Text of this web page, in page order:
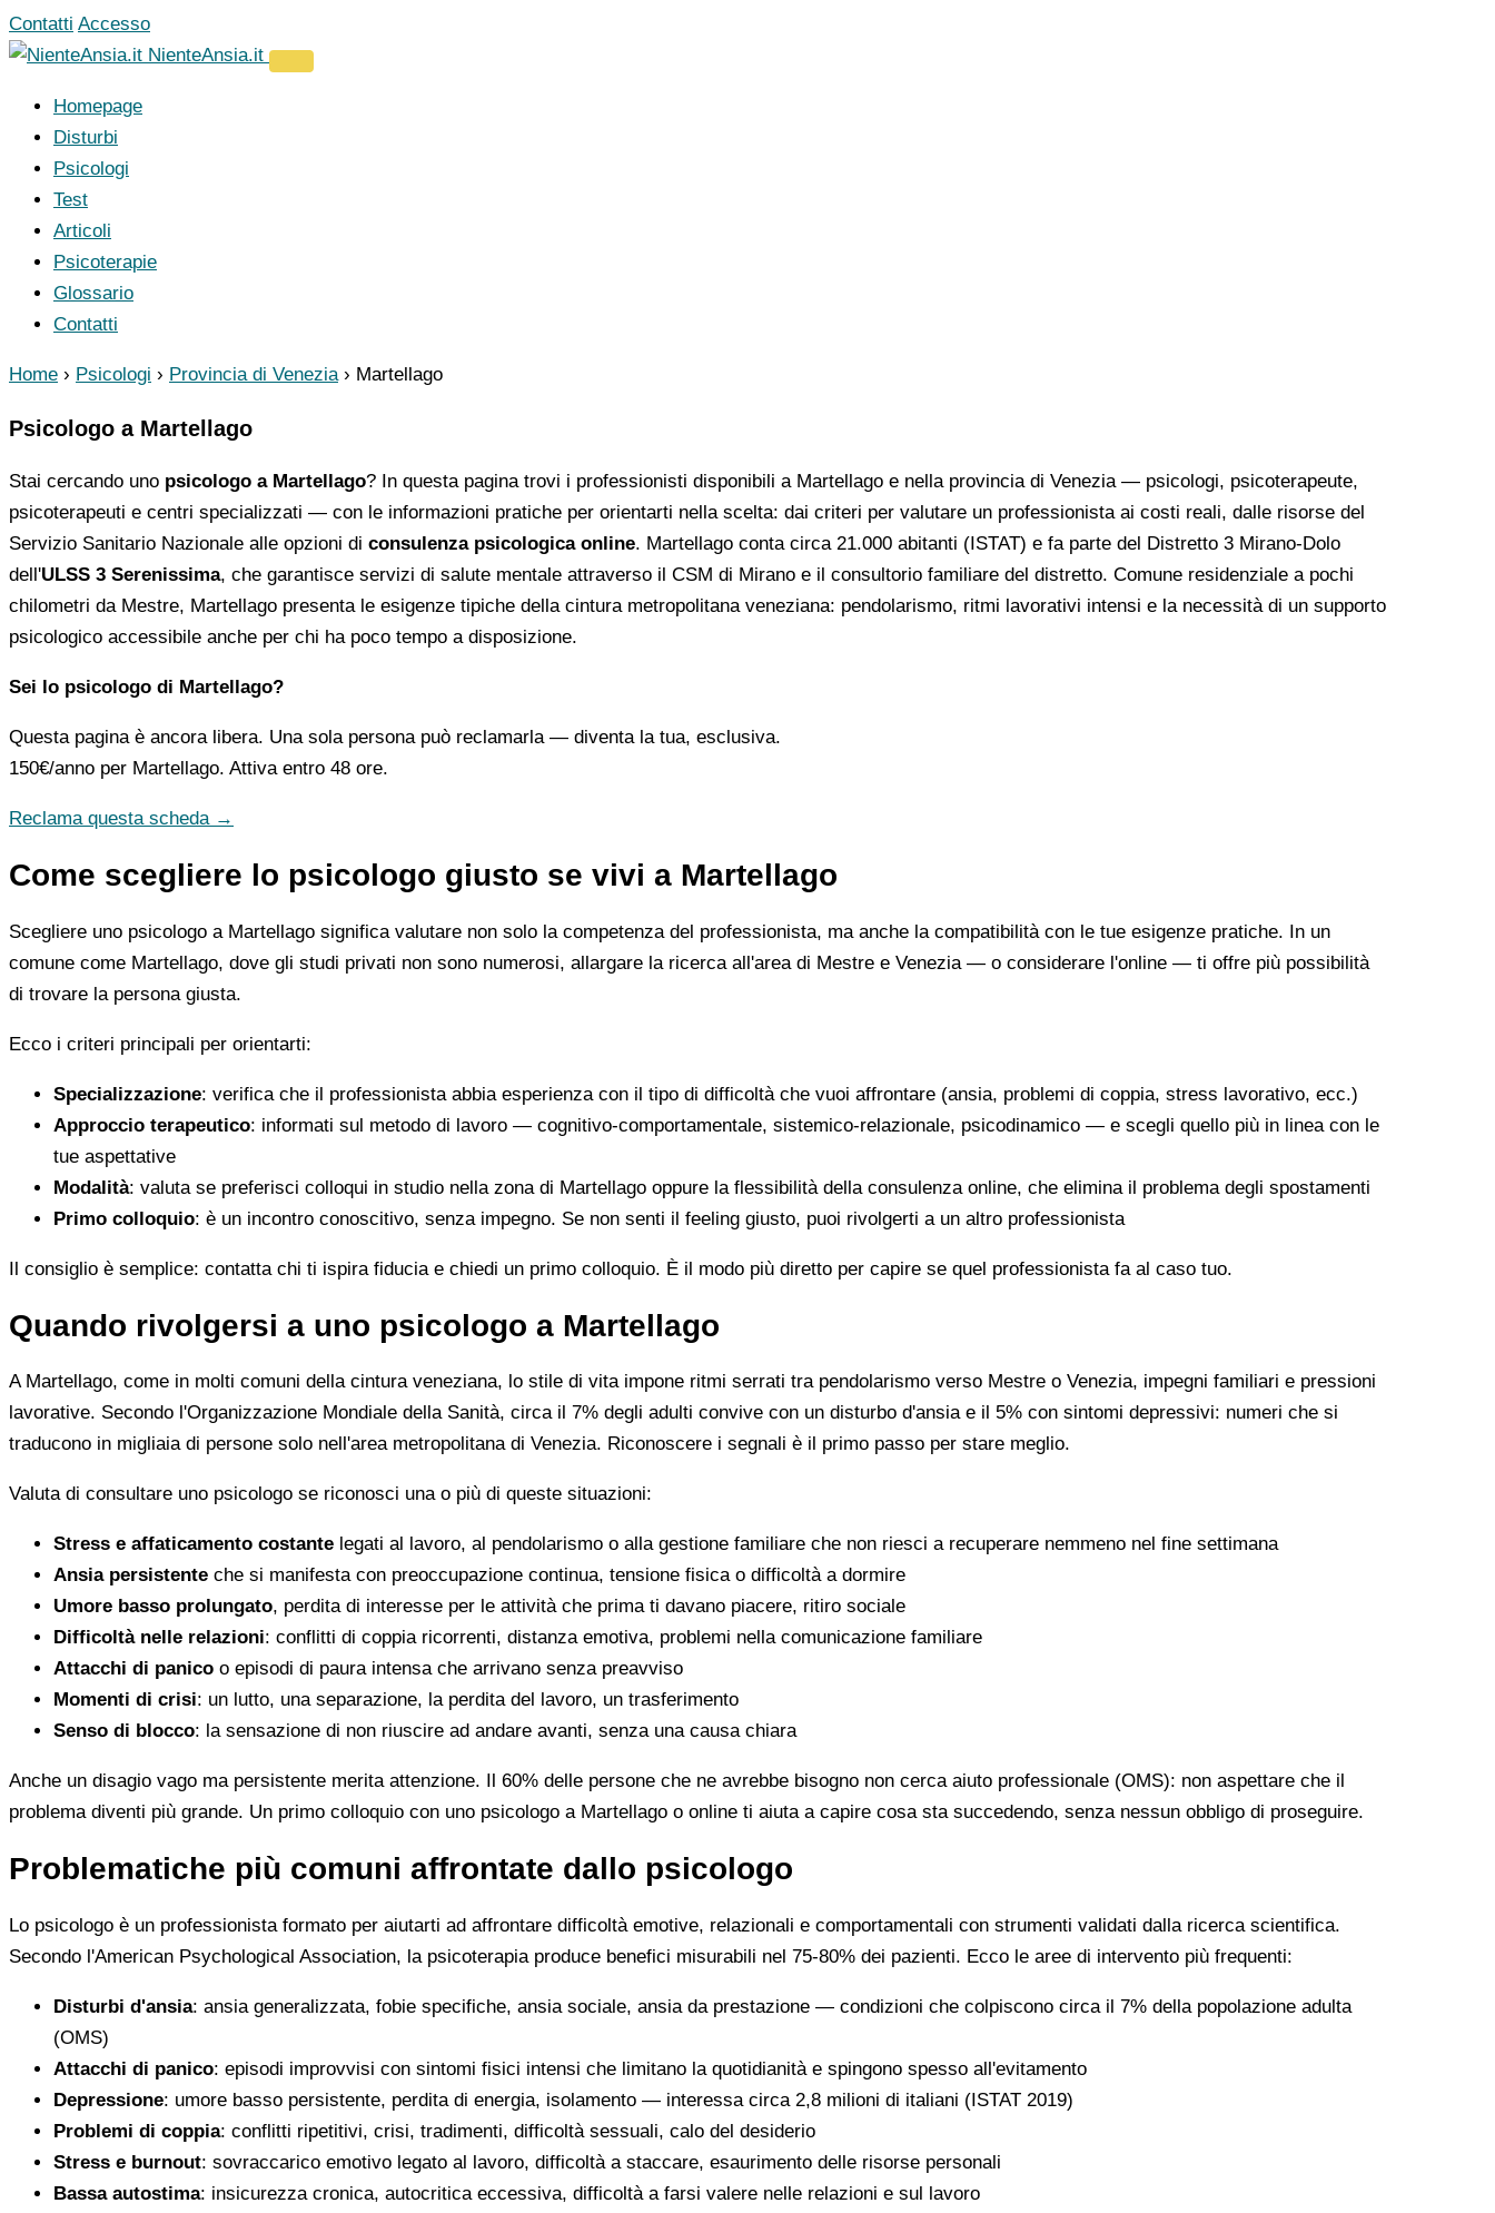
Vai
al
Contatti Accesso
NienteAnsia.it
Homepage
Disturbi
Psicologi
Test
Articoli
Psicoterapie
Glossario
Contatti
Home › Psicologi › Provincia di Venezia › Martellago
Psicologo a Martellago
Stai cercando uno psicologo a Martellago? In questa pagina trovi i professionisti disponibili a Martellago e nella provincia di Venezia — psicologi, psicoterapeute,
psicoterapeuti e centri specializzati — con le informazioni pratiche per orientarti nella scelta: dai criteri per valutare un professionista ai costi reali, dalle risorse del
Servizio Sanitario Nazionale alle opzioni di consulenza psicologica online. Martellago conta circa 21.000 abitanti (ISTAT) e fa parte del Distretto 3 Mirano-Dolo
dell'ULSS 3 Serenissima, che garantisce servizi di salute mentale attraverso il CSM di Mirano e il consultorio familiare del distretto. Comune residenziale a pochi
chilometri da Mestre, Martellago presenta le esigenze tipiche della cintura metropolitana veneziana: pendolarismo, ritmi lavorativi intensi e la necessità di un supporto
psicologico accessibile anche per chi ha poco tempo a disposizione.
Sei lo psicologo di Martellago?
Questa pagina è ancora libera. Una sola persona può reclamarla — diventa la tua, esclusiva.
150€/anno per Martellago. Attiva entro 48 ore.
Reclama questa scheda →
Come scegliere lo psicologo giusto se vivi a Martellago
Scegliere uno psicologo a Martellago significa valutare non solo la competenza del professionista, ma anche la compatibilità con le tue esigenze pratiche. In un
comune come Martellago, dove gli studi privati non sono numerosi, allargare la ricerca all'area di Mestre e Venezia — o considerare l'online — ti offre più possibilità
di trovare la persona giusta.
Ecco i criteri principali per orientarti:
Specializzazione: verifica che il professionista abbia esperienza con il tipo di difficoltà che vuoi affrontare (ansia, problemi di coppia, stress lavorativo, ecc.)
Approccio terapeutico: informati sul metodo di lavoro — cognitivo-comportamentale, sistemico-relazionale, psicodinamico — e scegli quello più in linea con le
tue aspettative
Modalità: valuta se preferisci colloqui in studio nella zona di Martellago oppure la flessibilità della consulenza online, che elimina il problema degli spostamenti
Primo colloquio: è un incontro conoscitivo, senza impegno. Se non senti il feeling giusto, puoi rivolgerti a un altro professionista
Il consiglio è semplice: contatta chi ti ispira fiducia e chiedi un primo colloquio. È il modo più diretto per capire se quel professionista fa al caso tuo.
Quando rivolgersi a uno psicologo a Martellago
A Martellago, come in molti comuni della cintura veneziana, lo stile di vita impone ritmi serrati tra pendolarismo verso Mestre o Venezia, impegni familiari e pressioni
lavorative. Secondo l'Organizzazione Mondiale della Sanità, circa il 7% degli adulti convive con un disturbo d'ansia e il 5% con sintomi depressivi: numeri che si
traducono in migliaia di persone solo nell'area metropolitana di Venezia. Riconoscere i segnali è il primo passo per stare meglio.
Valuta di consultare uno psicologo se riconosci una o più di queste situazioni:
Stress e affaticamento costante legati al lavoro, al pendolarismo o alla gestione familiare che non riesci a recuperare nemmeno nel fine settimana
Ansia persistente che si manifesta con preoccupazione continua, tensione fisica o difficoltà a dormire
Umore basso prolungato, perdita di interesse per le attività che prima ti davano piacere, ritiro sociale
Difficoltà nelle relazioni: conflitti di coppia ricorrenti, distanza emotiva, problemi nella comunicazione familiare
Attacchi di panico o episodi di paura intensa che arrivano senza preavviso
Momenti di crisi: un lutto, una separazione, la perdita del lavoro, un trasferimento
Senso di blocco: la sensazione di non riuscire ad andare avanti, senza una causa chiara
Anche un disagio vago ma persistente merita attenzione. Il 60% delle persone che ne avrebbe bisogno non cerca aiuto professionale (OMS): non aspettare che il
problema diventi più grande. Un primo colloquio con uno psicologo a Martellago o online ti aiuta a capire cosa sta succedendo, senza nessun obbligo di proseguire.
Problematiche più comuni affrontate dallo psicologo
Lo psicologo è un professionista formato per aiutarti ad affrontare difficoltà emotive, relazionali e comportamentali con strumenti validati dalla ricerca scientifica.
Secondo l'American Psychological Association, la psicoterapia produce benefici misurabili nel 75-80% dei pazienti. Ecco le aree di intervento più frequenti:
Disturbi d'ansia: ansia generalizzata, fobie specifiche, ansia sociale, ansia da prestazione — condizioni che colpiscono circa il 7% della popolazione adulta
(OMS)
Attacchi di panico: episodi improvvisi con sintomi fisici intensi che limitano la quotidianità e spingono spesso all'evitamento
Depressione: umore basso persistente, perdita di energia, isolamento — interessa circa 2,8 milioni di italiani (ISTAT 2019)
Problemi di coppia: conflitti ripetitivi, crisi, tradimenti, difficoltà sessuali, calo del desiderio
Stress e burnout: sovraccarico emotivo legato al lavoro, difficoltà a staccare, esaurimento delle risorse personali
Bassa autostima: insicurezza cronica, autocritica eccessiva, difficoltà a farsi valere nelle relazioni e sul lavoro